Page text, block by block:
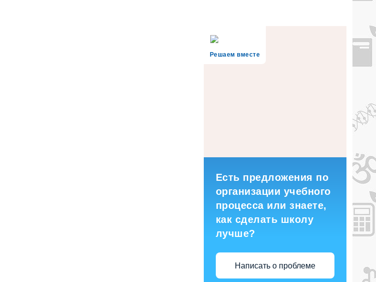
Решаем вместе
Есть предложения по
организации учебного
процесса или знаете,
как сделать школу
лучше?
Написать о проблеме